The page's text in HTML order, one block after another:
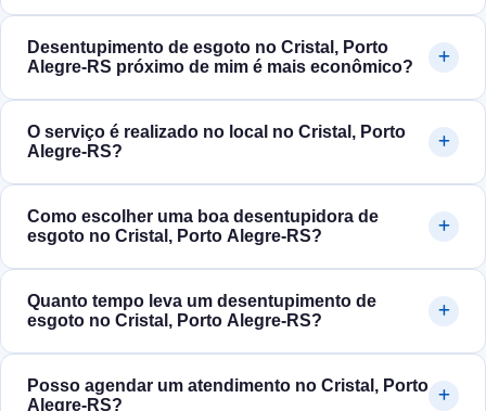
Desentupimento de esgoto no Cristal, Porto
Alegre‑RS próximo de mim é mais econômico?
O serviço é realizado no local no Cristal, Porto
Alegre‑RS?
Como escolher uma boa desentupidora de
esgoto no Cristal, Porto Alegre‑RS?
Quanto tempo leva um desentupimento de
esgoto no Cristal, Porto Alegre‑RS?
Posso agendar um atendimento no Cristal, Porto
Alegre‑RS?